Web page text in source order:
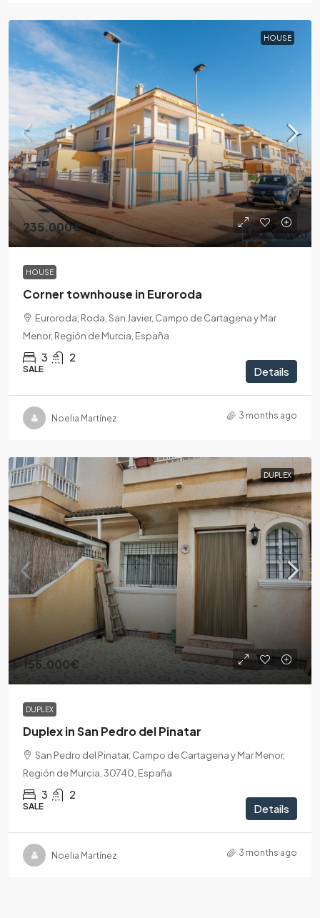
HOUSE
235.000€
HOUSE
Corner townhouse in Euroroda
Euroroda, Roda, San Javier, Campo de Cartagena y Mar
Menor, Región de Murcia, España
3 2
SALE Details
Noelia Martínez 3 months ago
DUPLEX
155.000€
DUPLEX
Duplex in San Pedro del Pinatar
San Pedro del Pinatar, Campo de Cartagena y Mar Menor,
Región de Murcia, 30740, España
3 2
SALE Details
Noelia Martínez 3 months ago